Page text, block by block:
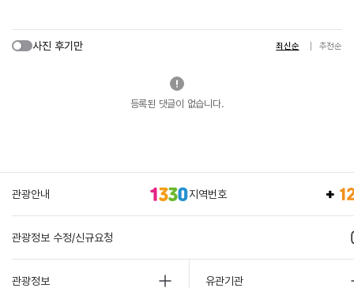
사진 후기만 최신순 추천순
등록된 댓글이 없습니다.
관광안내 지역번호
관광정보 수정/신규요청
관광정보 유관기관